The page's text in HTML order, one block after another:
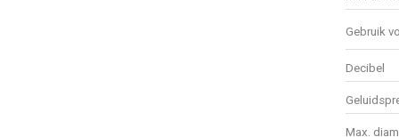
Gebruik
Decibel
Max.